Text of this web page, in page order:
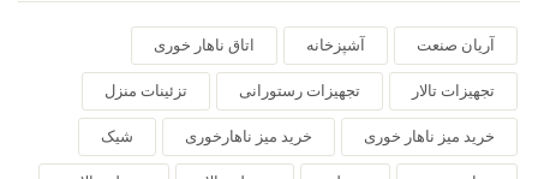
آریان صنعت آشپزخانه اتاق ناهار خوری
تجهیزات تالار تجهیزات رستورانی تزئینات منزل
خرید میز ناهار خوری خرید میز ناهارخوری شیک